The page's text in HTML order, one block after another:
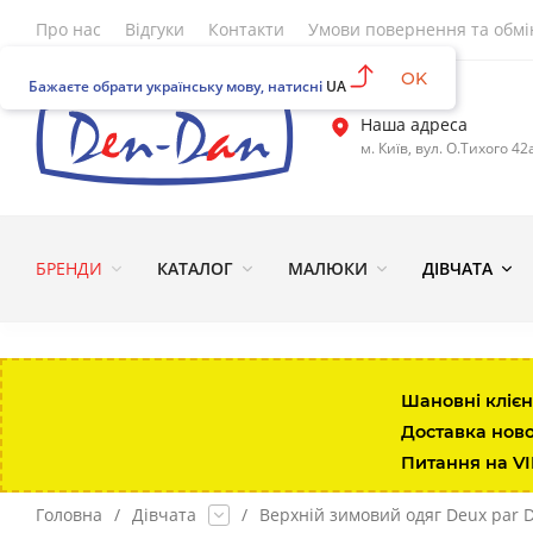
Про нас Відгуки Контакти Умови повернення та
Наша адреса
м. Київ, вул. О.Тихого
БРЕНДИ КАТАЛОГ МАЛЮКИ ДІВЧАТА
Шановні
Доставка
Питання на
Головна / Дівчата / Верхній зимовий одяг Deux par
Бажаєте обрати українську мову, натисні UA OK